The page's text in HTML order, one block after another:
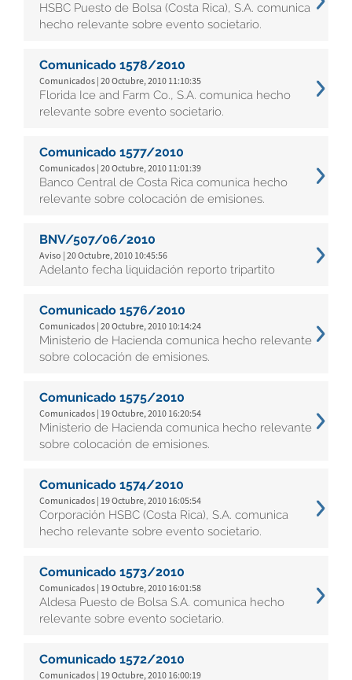
HSBC Puesto de Bolsa (Costa Rica), S.A. comunica
hecho relevante sobre evento societario.
Comunicado 1578/2010
Comunicados | 20 Octubre, 2010 11:10:35
Florida Ice and Farm Co., S.A. comunica hecho
relevante sobre evento societario.
Comunicado 1577/2010
Comunicados | 20 Octubre, 2010 11:01:39
Banco Central de Costa Rica comunica hecho
relevante sobre colocación de emisiones.
BNV/507/06/2010
Aviso | 20 Octubre, 2010 10:45:56
Adelanto fecha liquidación reporto tripartito
Comunicado 1576/2010
Comunicados | 20 Octubre, 2010 10:14:24
Ministerio de Hacienda comunica hecho relevante
sobre colocación de emisiones.
Comunicado 1575/2010
Comunicados | 19 Octubre, 2010 16:20:54
Ministerio de Hacienda comunica hecho relevante
sobre colocación de emisiones.
Comunicado 1574/2010
Comunicados | 19 Octubre, 2010 16:05:54
Corporación HSBC (Costa Rica), S.A. comunica
hecho relevante sobre evento societario.
Comunicado 1573/2010
Comunicados | 19 Octubre, 2010 16:01:58
Aldesa Puesto de Bolsa S.A. comunica hecho
relevante sobre evento societario.
Comunicado 1572/2010
Comunicados | 19 Octubre, 2010 16:00:19